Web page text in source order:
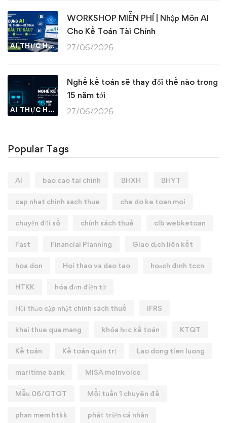
AI THỰC HÀNH
WORKSHOP MIỄN PHÍ | Nhập Môn AI
Cho Kế Toán Tài Chính
27/06/2026
AI THỰC HÀNH
Nghề kế toán sẽ thay đổi thế nào trong
15 năm tới
27/06/2026
Popular Tags
AI bao cao tai chinh BHXH BHYT
cap nhat chinh sach thue che do ke toan moi
chuyển đổi số chính sách thuế clb webketoan
Fast Financial Planning Giao dịch liên kết
hoa don Hoi thao va dao tao hoạch định tccn
HTKK hóa đơn điện tử
Hội thảo cập nhật chính sách thuế IFRS
khai thue qua mang khóa học kế toán KTQT
Kế toán Kế toán quản trị Lao dong tien luong
maritime bank MISA meInvoice
Mẫu 06/GTGT Mỗi tuần 1 chuyên đề
phan mem htkk phát triển cá nhân